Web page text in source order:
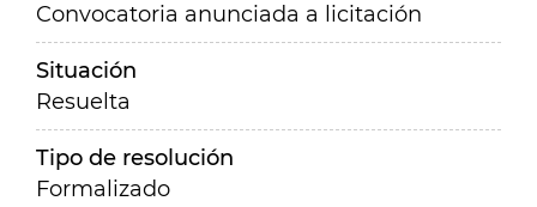
Convocatoria anunciada a licitación
Situación
Resuelta
Tipo de resolución
Formalizado